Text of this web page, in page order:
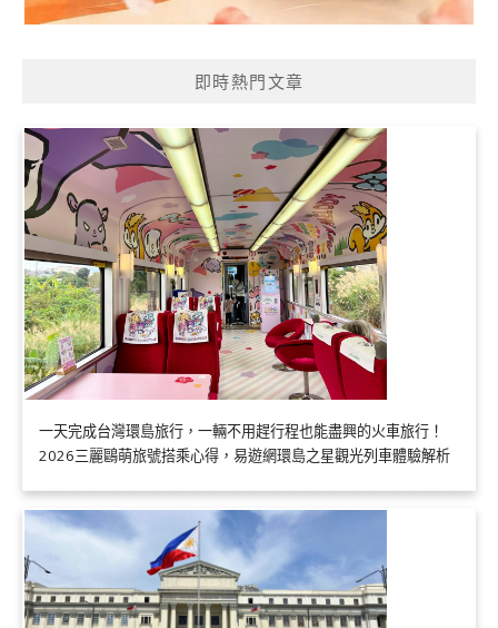
即時熱門文章
一天完成台灣環島旅行，一輛不用趕行程也能盡興的火車旅行！
2026三麗鷗萌旅號搭乘心得，易遊網環島之星觀光列車體驗解析